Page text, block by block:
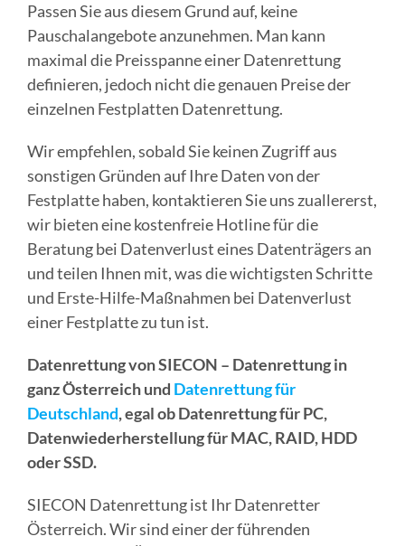
Passen Sie aus diesem Grund auf, keine
Pauschalangebote anzunehmen. Man kann
maximal die Preisspanne einer Datenrettung
definieren, jedoch nicht die genauen Preise der
einzelnen Festplatten Datenrettung.
Wir empfehlen, sobald Sie keinen Zugriff aus
sonstigen Gründen auf Ihre Daten von der
Festplatte haben, kontaktieren Sie uns zuallererst,
wir bieten eine kostenfreie Hotline für die
Beratung bei Datenverlust eines Datenträgers an
und teilen Ihnen mit, was die wichtigsten Schritte
und Erste-Hilfe-Maßnahmen bei Datenverlust
einer Festplatte zu tun ist.
Datenrettung von SIECON – Datenrettung in
ganz Österreich und Datenrettung für
Deutschland, egal ob Datenrettung für PC,
Datenwiederherstellung für MAC, RAID, HDD
oder SSD.
SIECON Datenrettung ist Ihr Datenretter
Österreich. Wir sind einer der führenden